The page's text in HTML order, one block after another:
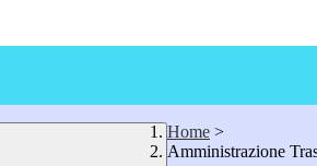
Home >
Amministrazione